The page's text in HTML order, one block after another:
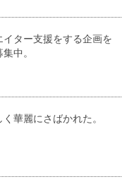
ター支援をする企画を
中。
華麗にさばかれた。